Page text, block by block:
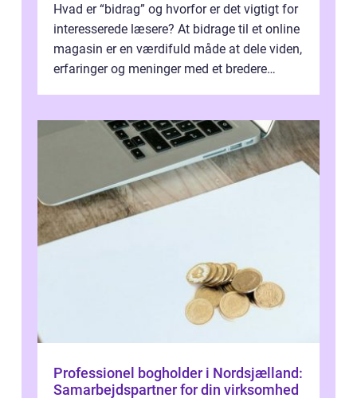
Hvad er “bidrag” og hvorfor er det vigtigt for
interesserede læsere? At bidrage til et online
magasin er en værdifuld måde at dele viden,
erfaringer og meninger med et bredere
Professionel bogholder i Nordsjælland:
Samarbejdspartner for din virksomhed